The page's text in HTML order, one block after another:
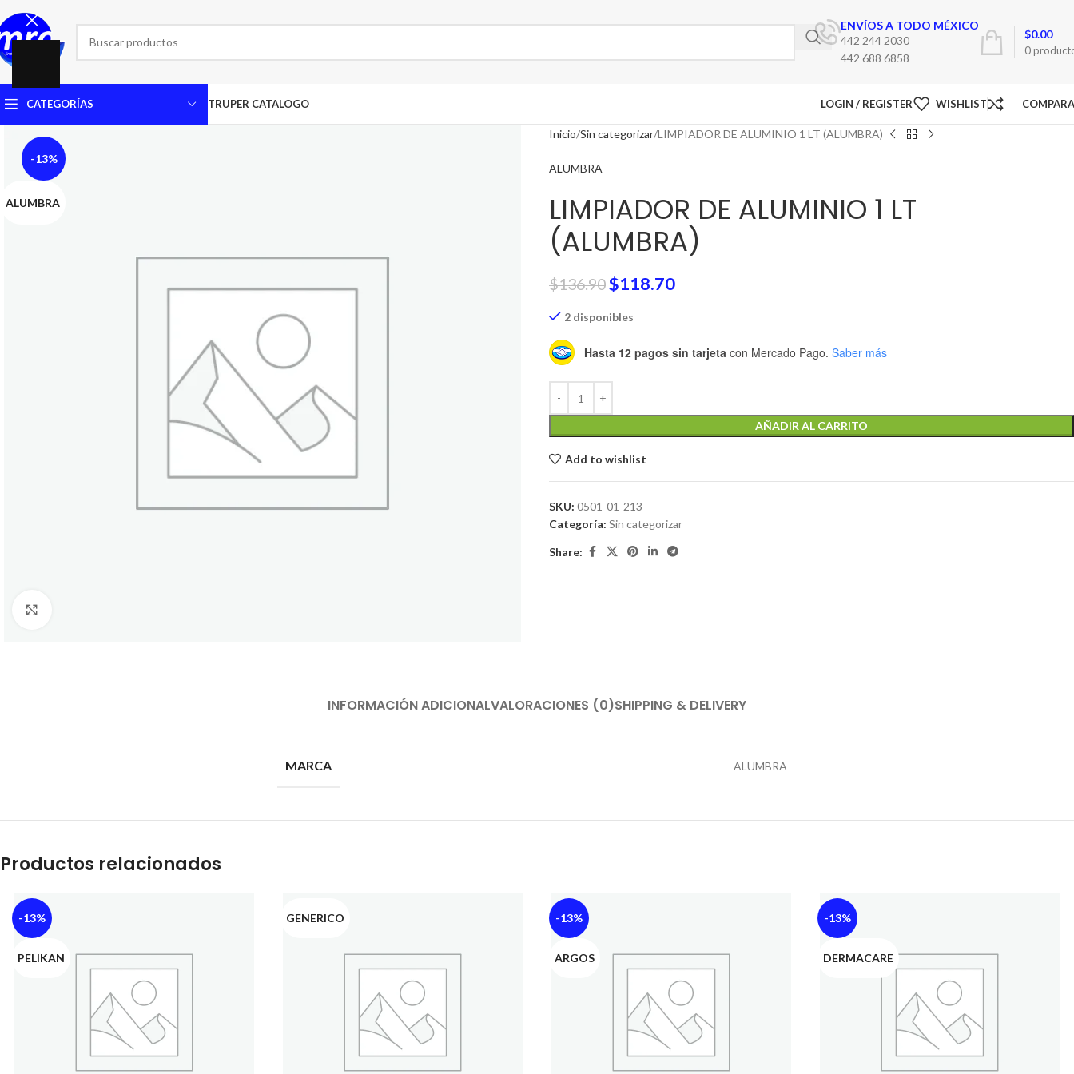
ENVÍOS A TODO MÉXICO
442 244 2030
442 688 6858
0
$0.00
CATEGORÍAS TRUPER CATALOGO LOGIN / REGISTER WISHLIST
-13%
ALUMBRA
Inicio Sin categorizar LIMPIADOR DE ALUMINIO 1 LT (ALUMBRA)
ALUMBRA
LIMPIADOR DE ALUMINIO 1 LT
(ALUMBRA)
$136.90$118.70
2 disponibles
Hasta 12 pagos sin tarjeta con Mercado Pago. Saber más
AÑADIR AL CARRITO
Add to wishlist
SKU: 0501-01-213
Categoría: Sin categorizar
Share:
INFORMACIÓN ADICIONALVALORACIONES (0)SHIPPING & DELIVERY
MARCA ALUMBRA
Productos relacionados
-13%
PELIKAN
GENERICO -13%
ARGOS
-13%
DERMACARE